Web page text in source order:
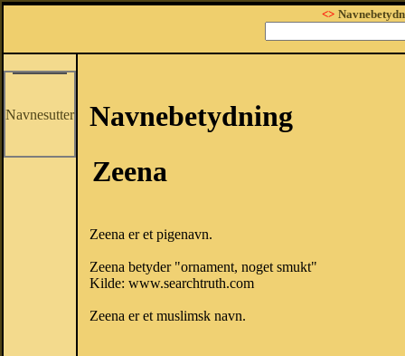
<>
Navnesutter
Navnebetydning
Zeena
Zeena er et pigenavn.
Zeena betyder "ornament, noget smukt"
Kilde: www.searchtruth.com
Zeena er et muslimsk navn.